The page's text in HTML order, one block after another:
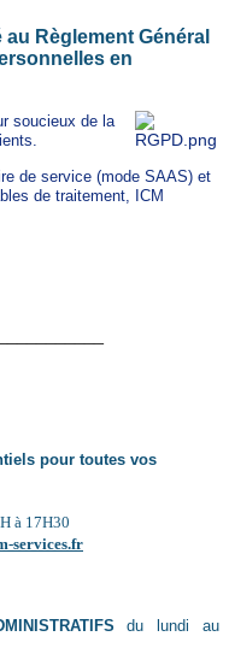
Règlement Général
en
soucieux de la
de service (mode SAAS) et
de traitement, ICM
pour toutes vos
à 17H30
services.fr
du lundi au